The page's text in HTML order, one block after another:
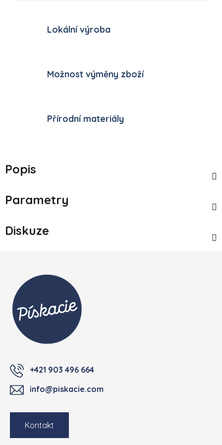
Lokální výroba
Možnost výměny zboží
Přírodní materiály
Popis
Parametry
Diskuze
+421 903 496 664
info@piskacie.com
Kontakt